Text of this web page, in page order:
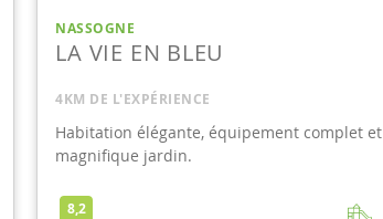
NASSOGNE
LA VIE EN BLEU
4KM DE L'EXPÉRIENCE
Habitation élégante, équipement complet et
magnifique jardin.
8,2